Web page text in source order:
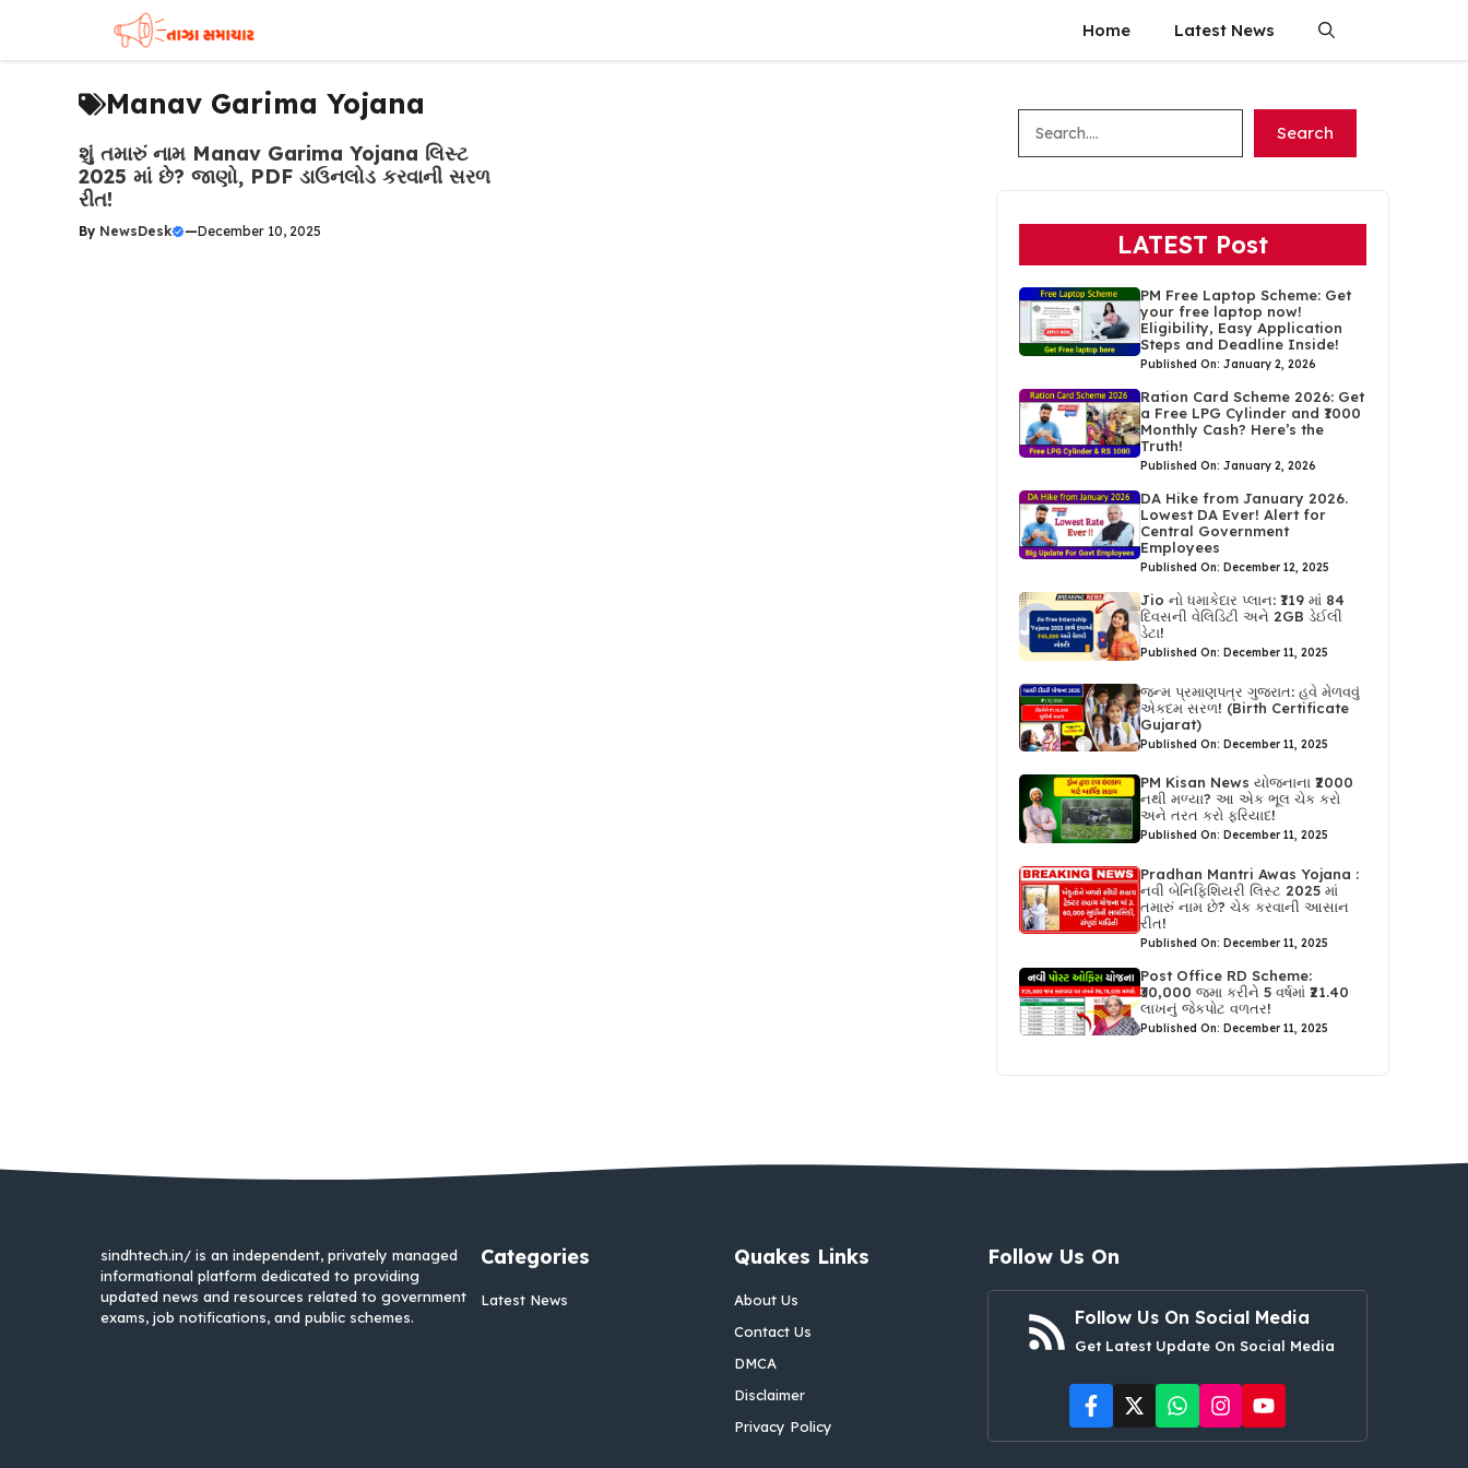
content
Home Latest News
Manav Garima Yojana
શું તમારું નામ Manav Garima Yojana લિસ્ટ
2025 માં છે? જાણો, PDF ડાઉનલોડ કરવાની સરળ
રીત!
By NewsDesk —December 10, 2025
Search
LATEST Post
PM Free Laptop Scheme: Get
your free laptop now!
Eligibility, Easy Application
Steps and Deadline Inside!
Published On: January 2, 2026
Ration Card Scheme 2026: Get
a Free LPG Cylinder and ₹1000
Monthly Cash? Here’s the
Truth!
Published On: January 2, 2026
DA Hike from January 2026.
Lowest DA Ever! Alert for
Central Government
Employees
Published On: December 12, 2025
Jio નો ધમાકેદાર પ્લાન: ₹119 માં 84
દિવસની વેલિડિટી અને 2GB ડેઈલી
ડેટા!
Published On: December 11, 2025
જન્મ પ્રમાણપત્ર ગુજરાત: હવે મેળવવું
એકદમ સરળ! (Birth Certificate
Gujarat)
Published On: December 11, 2025
PM Kisan News યોજનાના ₹2000
નથી મળ્યા? આ એક ભૂલ ચેક કરો
અને તરત કરો ફરિયાદ!
Published On: December 11, 2025
Pradhan Mantri Awas Yojana :
નવી બેનિફિશિયરી લિસ્ટ 2025 માં
તમારું નામ છે? ચેક કરવાની આસાન
રીત!
Published On: December 11, 2025
Post Office RD Scheme:
₹30,000 જમા કરીને 5 વર્ષમાં ₹21.40
લાખનું જેકપોટ વળતર!
Published On: December 11, 2025
sindhtech.in/ is an independent, privately managed
informational platform dedicated to providing
updated news and resources related to government
exams, job notifications, and public schemes.
Categories
Latest News
Quakes Links
About Us
Contact Us
DMCA
Disclaimer
Privacy Policy
Follow Us On
Follow Us On Social Media
Get Latest Update On Social Media